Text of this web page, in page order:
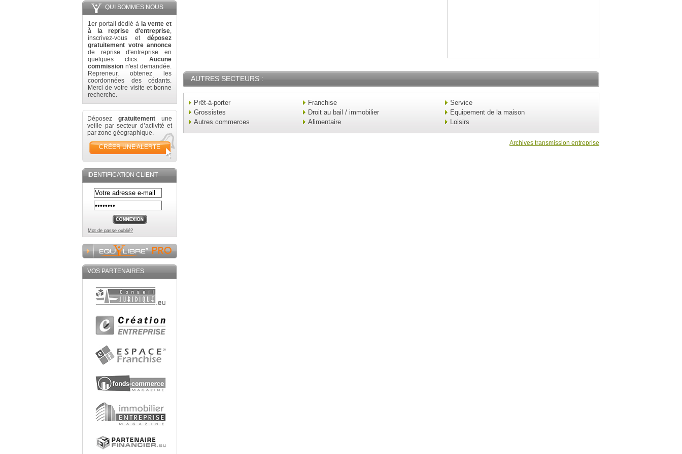
QUI SOMMES NOUS
1er portail dédié à la vente et
à la reprise d'entreprise,
inscrivez-vous et déposez
gratuitement votre annonce
de reprise d'entreprise en
quelques clics. Aucune
commission n'est demandée.
Repreneur, obtenez les
coordonnées des cédants.
Merci de votre visite et bonne
recherche.
Déposez gratuitement une
veille par secteur d’activité et
par zone géographique.
CRÉER UNE ALERTE
IDENTIFICATION CLIENT
Mot de passe oublié?
VOS PARTENAIRES
AUTRES SECTEURS :
Prêt-à-porter
Grossistes
Autres commerces
Franchise
Droit au bail / immobilier
Alimentaire
Service
Equipement de la maison
Loisirs
Archives transmission entreprise